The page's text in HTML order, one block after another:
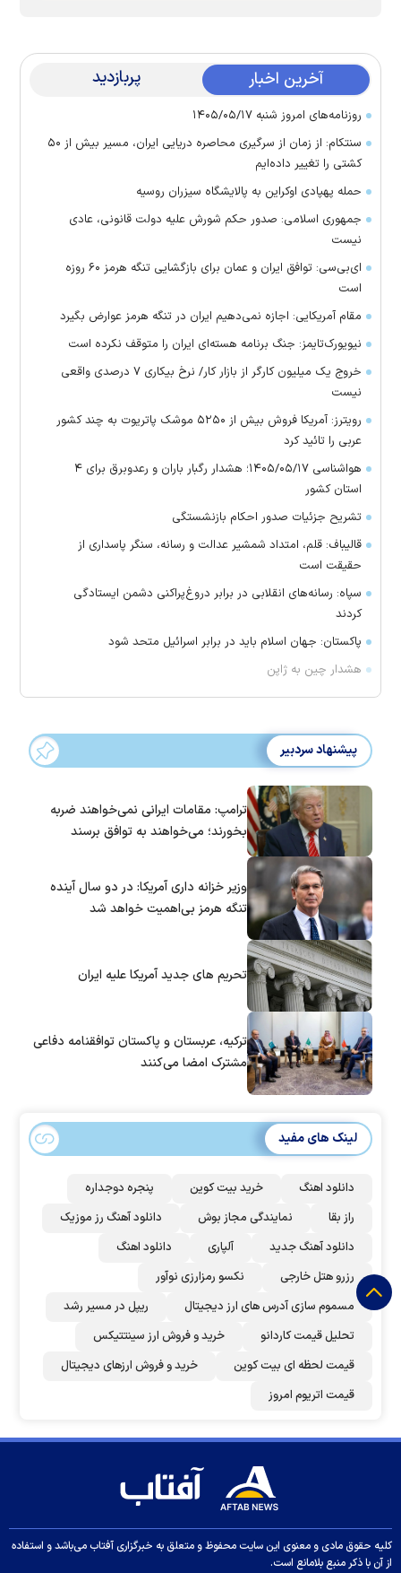
آخرین اخبار پربازدید
روزنامه‌های امروز شنبه ۱۴۰۵/۰۵/۱۷
سنتکام: از زمان از سرگیری محاصره دریایی ایران، مسیر بیش از ۵۰
کشتی را تغییر داده‌ایم
حمله پهپادی اوکراین به پالایشگاه سیزران روسیه
جمهوری اسلامی: صدور حکم شورش علیه دولت قانونی، عادی
نیست
ای‌بی‌سی: توافق ایران و عمان برای بازگشایی تنگه هرمز ۶۰ روزه
است
مقام آمریکایی: اجازه نمی‌دهیم ایران در تنگه هرمز عوارض بگیرد
نیویورک‌تایمز: جنگ برنامه هسته‌ای ایران را متوقف نکرده است
خروج یک میلیون کارگر از بازار کار/ نرخ بیکاری ۷ درصدی واقعی
نیست
رویترز: آمریکا فروش بیش از ۵۲۵۰ موشک پاتریوت به چند کشور
عربی را تائید کرد
هواشناسی ۱۴۰۵/۰۵/۱۷؛ هشدار رگبار باران و رعدوبرق برای ۴
استان کشور
تشریح جزئیات صدور احکام بازنشستگی
قالیباف: قلم، امتداد شمشیر عدالت و رسانه، سنگر پاسداری از
حقیقت است
سپاه: رسانه‌های انقلابی در برابر دروغ‌پراکنی دشمن ایستادگی
کردند
پاکستان: جهان اسلام باید در برابر اسرائیل متحد شود
هشدار چین به ژاپن
پیشنهاد سردبیر
ترامپ: مقامات ایرانی نمی‌خواهند ضربه
بخورند؛ می‌خواهند به توافق برسند
وزیر خزانه داری آمریکا: در دو سال آینده
تنگه هرمز بی‌اهمیت خواهد شد
تحریم های جدید آمریکا علیه ایران
ترکیه، عربستان و پاکستان توافقنامه دفاعی
مشترک امضا می‌کنند
لینک های مفید
دانلود اهنگ خرید بیت کوین
پنجره دوجداره
راز بقا
نمایندگی مجاز بوش
دانلود آهنگ رز‌ موزیک
دانلود آهنگ جدید
آلپاری
دانلود اهنگ
رزرو هتل خارجی
نکسو رمزارزی نوآور
مسموم سازی آدرس های ارز دیجیتال
ریپل در مسیر رشد
تحلیل قیمت کاردانو
خرید و فروش ارز سینتتیکس
قیمت لحظه ای بیت کوین
خرید و فروش ارزهای دیجیتال
قیمت اتریوم امروز
کلیه حقوق مادی و معنوی این سایت محفوظ و متعلق به خبرگزاری آفتاب می‌باشد و استفاده
از آن با ذکر منبع بلامانع است.